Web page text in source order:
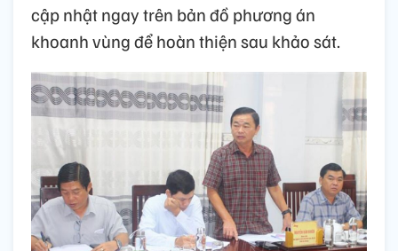
cập nhật ngay trên bản đồ phương án
khoanh vùng để hoàn thiện sau khảo sát.